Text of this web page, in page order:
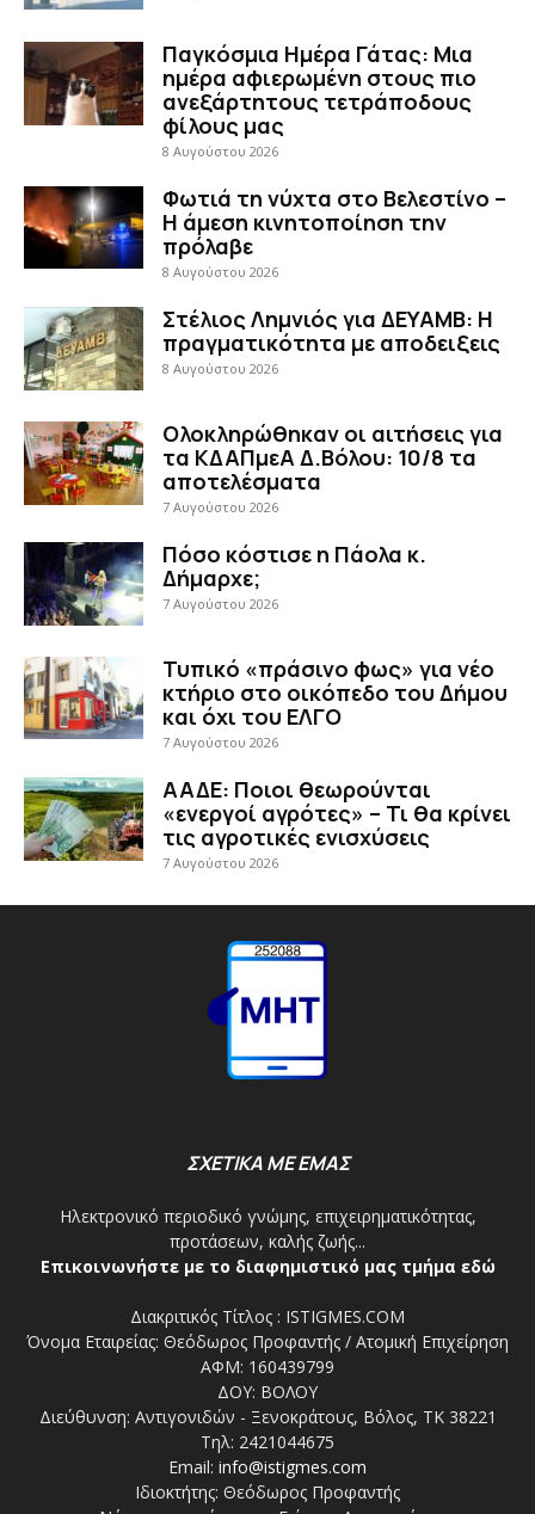
Παγκόσμια Ημέρα Γάτας: Μια
ημέρα αφιερωμένη στους πιο
ανεξάρτητους τετράποδους
φίλους μας
8 Αυγούστου 2026
Φωτιά τη νύχτα στο Βελεστίνο –
Η άμεση κινητοποίηση την
πρόλαβε
8 Αυγούστου 2026
Στέλιος Λημνιός για ΔΕΥΑΜΒ: Η
πραγματικότητα με αποδειξεις
8 Αυγούστου 2026
Ολοκληρώθηκαν οι αιτήσεις για
τα ΚΔΑΠμεΑ Δ.Βόλου: 10/8 τα
αποτελέσματα
7 Αυγούστου 2026
Πόσο κόστισε η Πάολα κ.
Δήμαρχε;
7 Αυγούστου 2026
Τυπικό «πράσινο φως» για νέο
κτήριο στο οικόπεδο του Δήμου
και όχι του ΕΛΓΟ
7 Αυγούστου 2026
ΑΑΔΕ: Ποιοι θεωρούνται
«ενεργοί αγρότες» – Τι θα κρίνει
τις αγροτικές ενισχύσεις
7 Αυγούστου 2026
ΣΧΕΤΙΚΑ ΜΕ ΕΜΑΣ
Ηλεκτρονικό περιοδικό γνώμης, επιχειρηματικότητας,
προτάσεων, καλής ζωής...
Επικοινωνήστε με το διαφημιστικό μας τμήμα εδώ
Διακριτικός Τίτλος : ISTIGMES.COM
Όνομα Εταιρείας: Θεόδωρος Προφαντής / Ατομική Επιχείρηση
ΑΦΜ: 160439799
ΔΟΥ: ΒΟΛΟΥ
Διεύθυνση: Αντιγονιδών - Ξενοκράτους, Βόλος, ΤΚ 38221
Τηλ: 2421044675
Email: info@istigmes.com
Ιδιοκτήτης: Θεόδωρος Προφαντής